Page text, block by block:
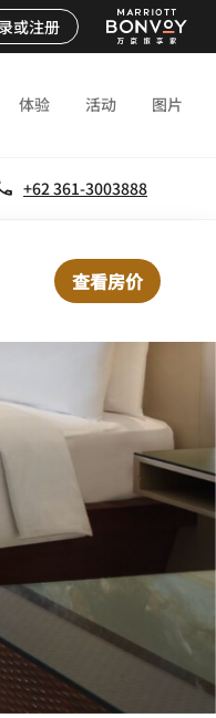
或注册
体验 活动 图片
+62 361-3003888
查看房价